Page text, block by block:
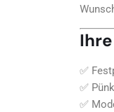
✅
✅
✅